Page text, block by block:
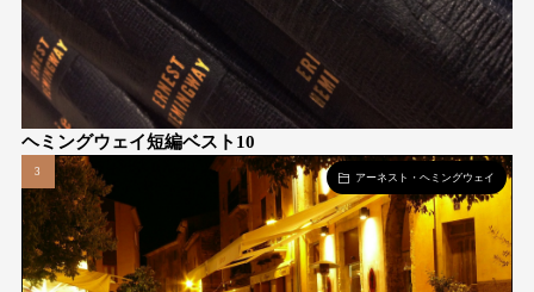
ヘミングウェイ短編ベスト10
アーネスト・ヘミングウェイ